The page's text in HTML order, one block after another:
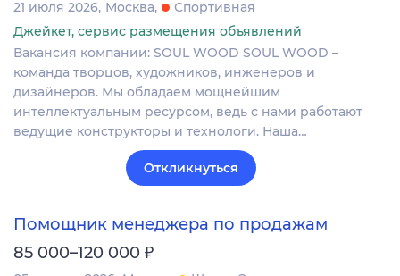
21 июля 2026 Москва
Спортивная
Джейкет, сервис размещения объявлений
Вакансия компании: SOUL WOOD SOUL WOOD –
команда творцов, художников, инженеров и
дизайнеров. Мы обладаем мощнейшим
интеллектуальным ресурсом, ведь с нами работают
ведущие конструкторы и технологи. Наша…
Откликнуться
Помощник менеджера по продажам
85 000–120 000 ₽